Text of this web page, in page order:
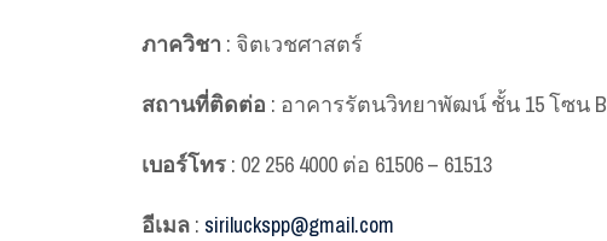
ภาควิชา : จิตเวชศาสตร์
สถานที่ติดต่อ : อาคารรัตนวิทยาพัฒน์ ชั้น 15 โซน B
เบอร์โทร : 02 256 4000 ต่อ 61506 – 61513
อีเมล : siriluckspp@gmail.com